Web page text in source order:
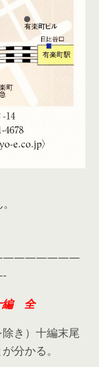
編 全
き）十編末尾
分かる。